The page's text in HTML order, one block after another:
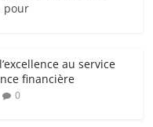
pour
au service
financière
0